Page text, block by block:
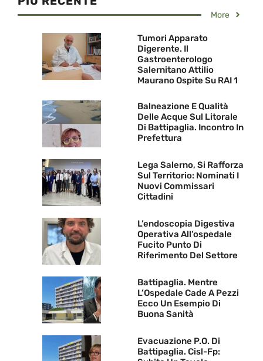
More
Tumori Apparato
Digerente. Il
Gastroenterologo
Salernitano Attilio
Maurano Ospite Su RAI 1
Balneazione E Qualità
Delle Acque Sul Litorale
Di Battipaglia. Incontro In
Prefettura
Lega Salerno, Si Rafforza
Sul Territorio: Nominati I
Nuovi Commissari
Cittadini
L’endoscopia Digestiva
Operativa All’ospedale
Fucito Punto Di
Riferimento Del Settore
Battipaglia. Mentre
L’Ospedale Cade A Pezzi
Ecco Un Esempio Di
Buona Sanità
Evacuazione P.O. Di
Battipaglia. Cisl-Fp: